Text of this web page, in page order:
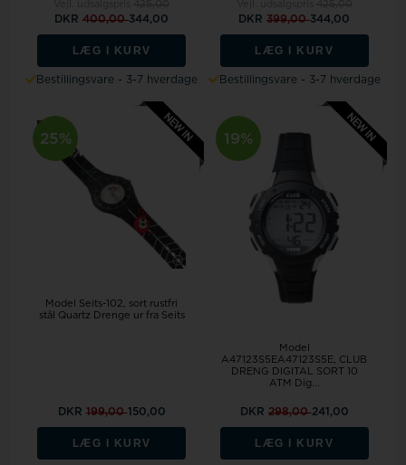
DKR400,00344,00
LÆG I KURV
Bestillingsvare - 3-7 hverdage
DKR399,00344,00
LÆG I KURV
Bestillingsvare - 3-7 hverdage
25%
Model Seits-102
sort rustfri
stål Quartz Drenge ur fra Seits
DKR 199,00150,00
LÆG I KURV
19%
Model
A47123S5EA47123S5E, CLUB
DRENG DIGITAL SORT 10
ATM Dig...
DKR 298,00241,00
LÆG I KURV